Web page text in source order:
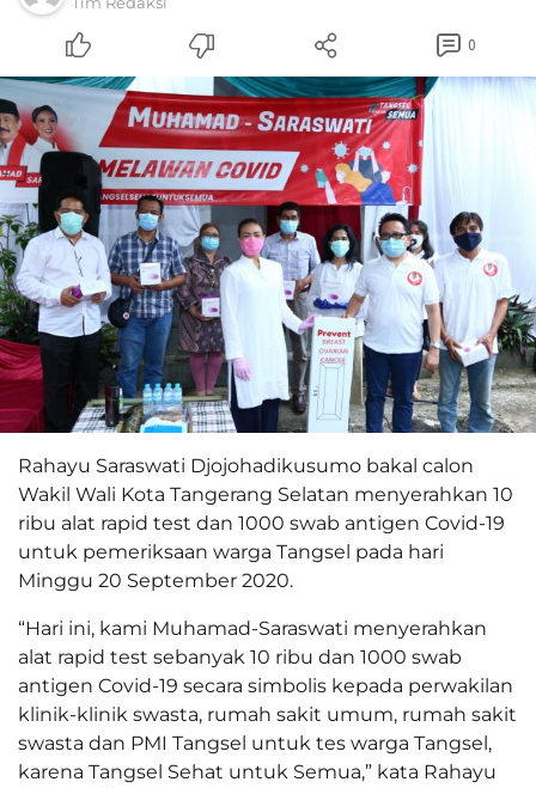
0
Rahayu Saraswati Djojohadikusumo bakal calon
Wakil Wali Kota Tangerang Selatan menyerahkan 10
ribu alat rapid test dan 1000 swab antigen Covid-19
untuk pemeriksaan warga Tangsel pada hari
Minggu 20 September 2020.
“Hari ini, kami Muhamad-Saraswati menyerahkan
alat rapid test sebanyak 10 ribu dan 1000 swab
antigen Covid-19 secara simbolis kepada perwakilan
klinik-klinik swasta, rumah sakit umum, rumah sakit
swasta dan PMI Tangsel untuk tes warga Tangsel,
karena Tangsel Sehat untuk Semua,” kata Rahayu